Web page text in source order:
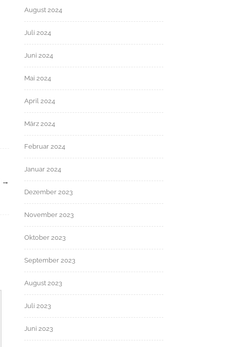
→
August 2024
Juli 2024
Juni 2024
Mai 2024
April 2024
März 2024
Februar 2024
Januar 2024
Dezember 2023
November 2023
Oktober 2023
September 2023
August 2023
Juli 2023
Juni 2023